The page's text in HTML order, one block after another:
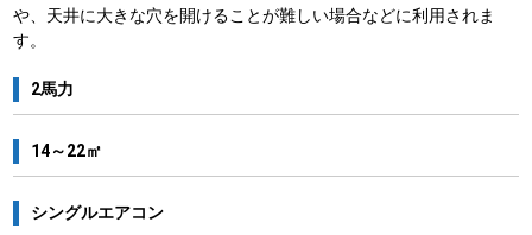
や、天井に大きな穴を開けることが難しい場合などに利用されま
す。
2馬力
14～22㎡
シングルエアコン